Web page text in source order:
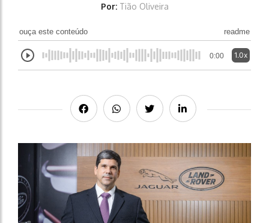
Por: Tião Oliveira
ouça este conteúdo readme
0:00 1.0x